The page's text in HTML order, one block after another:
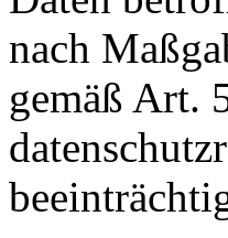
nach
gemäß Art.